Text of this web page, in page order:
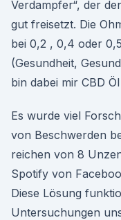
Verdampfer“, der
gut freisetzt. Die
bei 0,2 , 0,4 oder
(Gesundheit,
bin dabei mir CBD
Es wurde viel
von Beschwerden
reichen von 8
Spotify von
Diese Lösung
Untersuchungen